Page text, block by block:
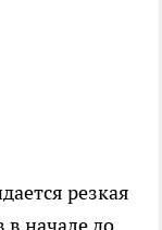
резкая